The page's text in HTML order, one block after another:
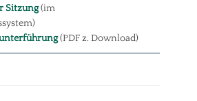
Sitzung(im
(PDF z. Download)